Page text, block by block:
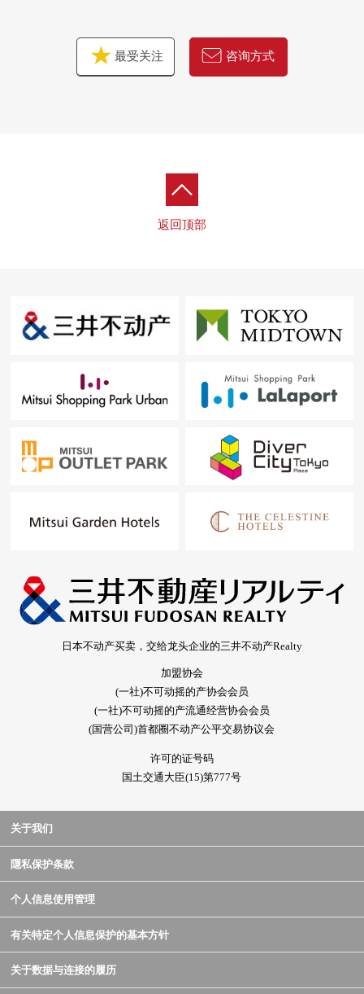
最受关注 咨询方式
返回顶部
日本不动产买卖，交给龙头企业的三井不动产Realty
加盟协会
(一社)不可动摇的产协会会员
(一社)不可动摇的产流通经营协会会员
(国营公司)首都圈不动产公平交易协议会
许可的证号码
国土交通大臣(15)第777号
关于我们
隱私保护条款
个人信息使用管理
有关特定个人信息保护的基本方针
关于数据与连接的履历